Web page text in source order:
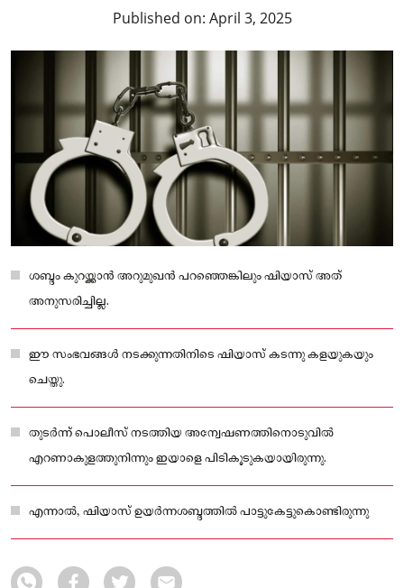
Published on: April 3, 2025
ശബ്ദം കുറയ്ക്കാൻ അറുമുഖൻ പറഞ്ഞെങ്കിലും ഷിയാസ് അത്
അനുസരിച്ചില്ല.
ഈ സംഭവങ്ങൾ നടക്കുന്നതിനിടെ ഷിയാസ് കടന്നു കളയുകയും
ചെയ്തു.
തുടർന്ന് പൊലീസ് നടത്തിയ അന്വേഷണത്തിനൊടുവിൽ
എറണാകുളത്തുനിന്നും ഇയാളെ പിടികൂടുകയായിരുന്നു.
എന്നാൽ, ഷിയാസ് ഉയർന്നശബ്ദത്തിൽ പാട്ടുകേട്ടുകൊണ്ടിരുന്നു